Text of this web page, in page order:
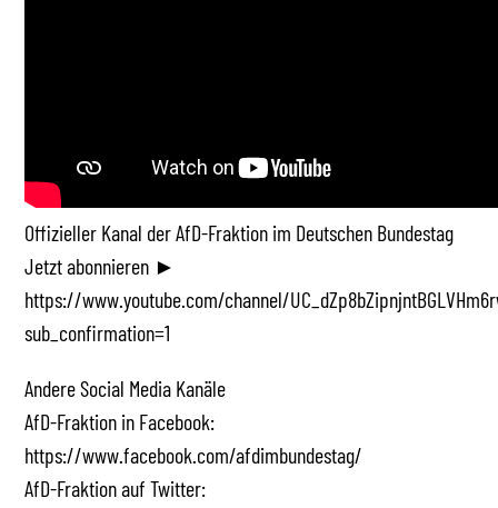
Offizieller Kanal der AfD-Fraktion im Deutschen Bundestag
Jetzt abonnieren ►
https://www.youtube.com/channel/
sub_confirmation=1
Andere Social Media Kanäle
AfD-Fraktion in Facebook:
https://www.facebook.com/afdimbundestag/
AfD-Fraktion auf Twitter: